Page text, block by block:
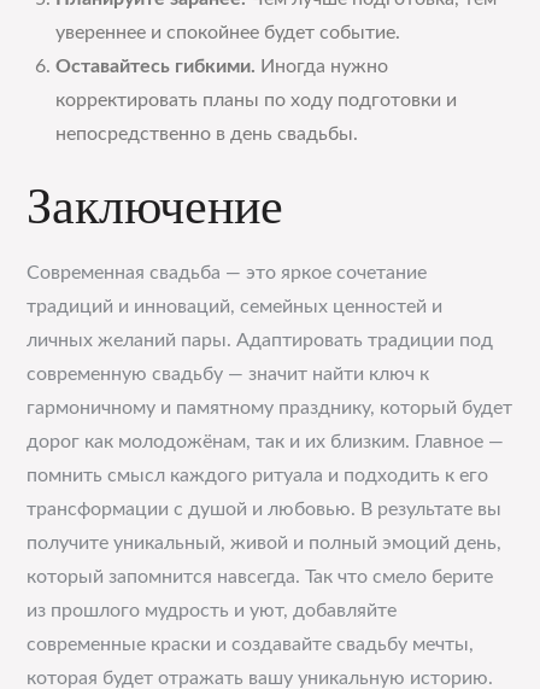
увереннее и спокойнее будет событие.
Оставайтесь гибкими. Иногда нужно
корректировать планы по ходу подготовки и
непосредственно в день свадьбы.
Заключение
Современная свадьба — это яркое сочетание
традиций и инноваций, семейных ценностей и
личных желаний пары. Адаптировать традиции под
современную свадьбу — значит найти ключ к
гармоничному и памятному празднику, который будет
дорог как молодожёнам, так и их близким. Главное —
помнить смысл каждого ритуала и подходить к его
трансформации с душой и любовью. В результате вы
получите уникальный, живой и полный эмоций день,
который запомнится навсегда. Так что смело берите
из прошлого мудрость и уют, добавляйте
современные краски и создавайте свадьбу мечты,
которая будет отражать вашу уникальную историю.